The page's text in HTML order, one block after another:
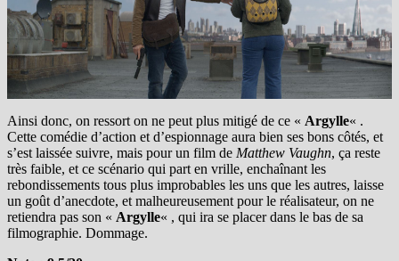
Ainsi donc, on ressort on ne peut plus mitigé de ce « Argylle« .
Cette comédie d’action et d’espionnage aura bien ses bons côtés, et
s’est laissée suivre, mais pour un film de Matthew Vaughn, ça reste
très faible, et ce scénario qui part en vrille, enchaînant les
rebondissements tous plus improbables les uns que les autres, laisse
un goût d’anecdote, et malheureusement pour le réalisateur, on ne
retiendra pas son « Argylle« , qui ira se placer dans le bas de sa
filmographie. Dommage.